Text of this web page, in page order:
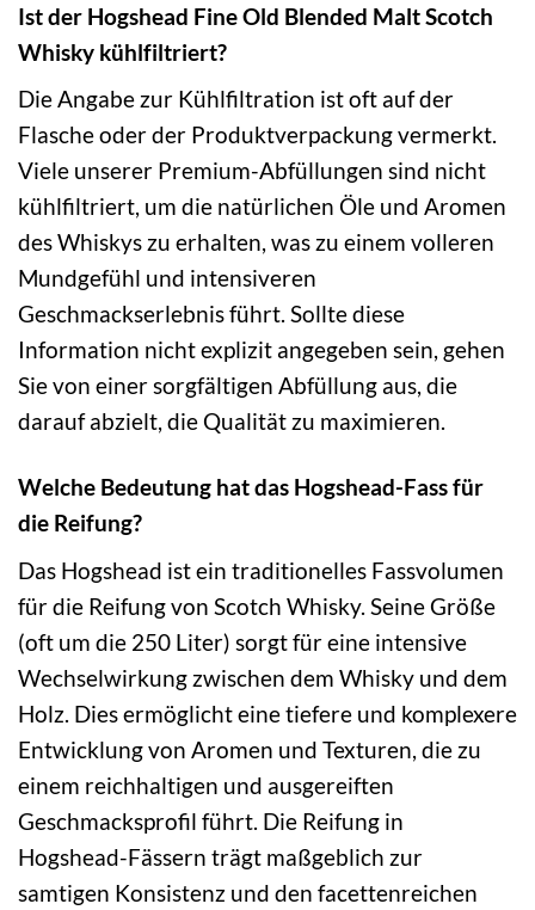
Ist der Hogshead Fine Old Blended Malt Scotch
Whisky kühlfiltriert?
Die Angabe zur Kühlfiltration ist oft auf der
Flasche oder der Produktverpackung vermerkt.
Viele unserer Premium-Abfüllungen sind nicht
kühlfiltriert, um die natürlichen Öle und Aromen
des Whiskys zu erhalten, was zu einem volleren
Mundgefühl und intensiveren
Geschmackserlebnis führt. Sollte diese
Information nicht explizit angegeben sein, gehen
Sie von einer sorgfältigen Abfüllung aus, die
darauf abzielt, die Qualität zu maximieren.
Welche Bedeutung hat das Hogshead-Fass für
die Reifung?
Das Hogshead ist ein traditionelles Fassvolumen
für die Reifung von Scotch Whisky. Seine Größe
(oft um die 250 Liter) sorgt für eine intensive
Wechselwirkung zwischen dem Whisky und dem
Holz. Dies ermöglicht eine tiefere und komplexere
Entwicklung von Aromen und Texturen, die zu
einem reichhaltigen und ausgereiften
Geschmacksprofil führt. Die Reifung in
Hogshead-Fässern trägt maßgeblich zur
samtigen Konsistenz und den facettenreichen